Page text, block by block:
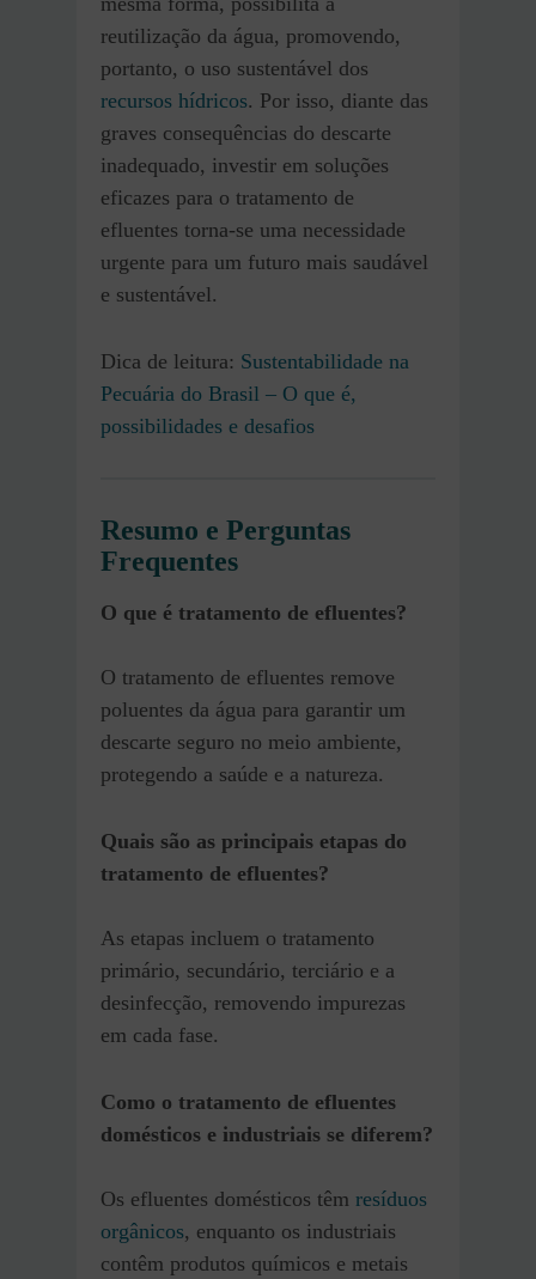
reutilização da água, promovendo,
portanto, o uso sustentável dos
recursos hídricos. Por isso, diante das
graves consequências do descarte
inadequado, investir em soluções
eficazes para o tratamento de
efluentes torna-se uma necessidade
urgente para um futuro mais saudável
e sustentável.
Dica de leitura: Sustentabilidade na
Pecuária do Brasil – O que é,
possibilidades e desafios
Resumo e Perguntas
Frequentes
O que é tratamento de efluentes?
O tratamento de efluentes remove
poluentes da água para garantir um
descarte seguro no meio ambiente,
protegendo a saúde e a natureza.
Quais são as principais etapas do
tratamento de efluentes?
As etapas incluem o tratamento
primário, secundário, terciário e a
desinfecção, removendo impurezas
em cada fase.
Como o tratamento de efluentes
domésticos e industriais se diferem?
Os efluentes domésticos têm resíduos
orgânicos, enquanto os industriais
contêm produtos químicos e metais